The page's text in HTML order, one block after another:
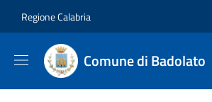
Regione Calabria
Comune di Badolato